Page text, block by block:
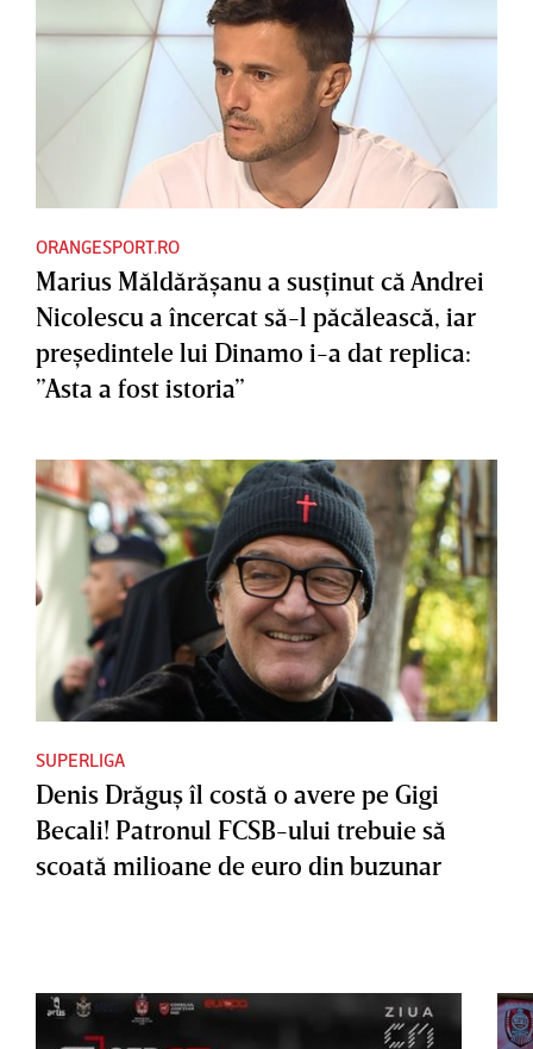
ORANGESPORT.RO
Marius Măldărăşanu a susţinut că Andrei
Nicolescu a încercat să-l păcălească, iar
preşedintele lui Dinamo i-a dat replica:
”Asta a fost istoria”
SUPERLIGA
Denis Drăguş îl costă o avere pe Gigi
Becali! Patronul FCSB-ului trebuie să
scoată milioane de euro din buzunar